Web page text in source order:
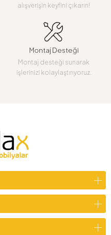
alışverişin keyfini çıkarın!
Montaj Desteği
Montaj desteği sunarak
işlerinizi kolaylaştırıyoruz.